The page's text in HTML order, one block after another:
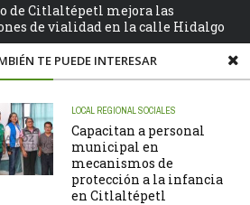
TE PUEDE INTERESAR
LOCAL REGIONALSOCIALES
Capacitan a personal
municipal en
mecanismos de
protección a la infancia
en Citlaltépetl
de Citlaltépetl mejora las
de vialidad en la calle Hidalgo
San Román encabeza
Tequio en el Parque Ecológico de
07/08/2026